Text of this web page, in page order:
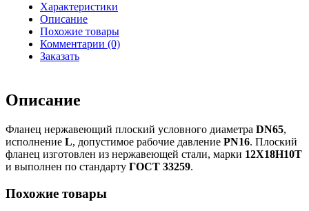
Характеристики
Описание
Похожие товары
Комментарии (0)
Заказать
Описание
Фланец нержавеющий плоский условного диаметра DN65,
исполнение L, допустимое рабочие давление PN16. Плоский
фланец изготовлен из нержавеющей стали, марки 12Х18Н10Т
и выполнен по стандарту ГОСТ 33259.
Похожие товары